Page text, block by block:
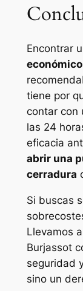
Encontrar
económico
tiene por
contar con
las 24
eficacia
abrir una
cerradura
Si buscas
Llevamos
Burjassot
seguridad
sino un